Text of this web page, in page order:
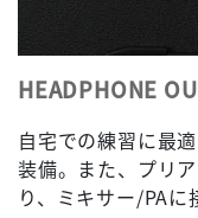
HEADPHONE
自宅での練習に最
装備。また、プリ
り、ミキサー/PA